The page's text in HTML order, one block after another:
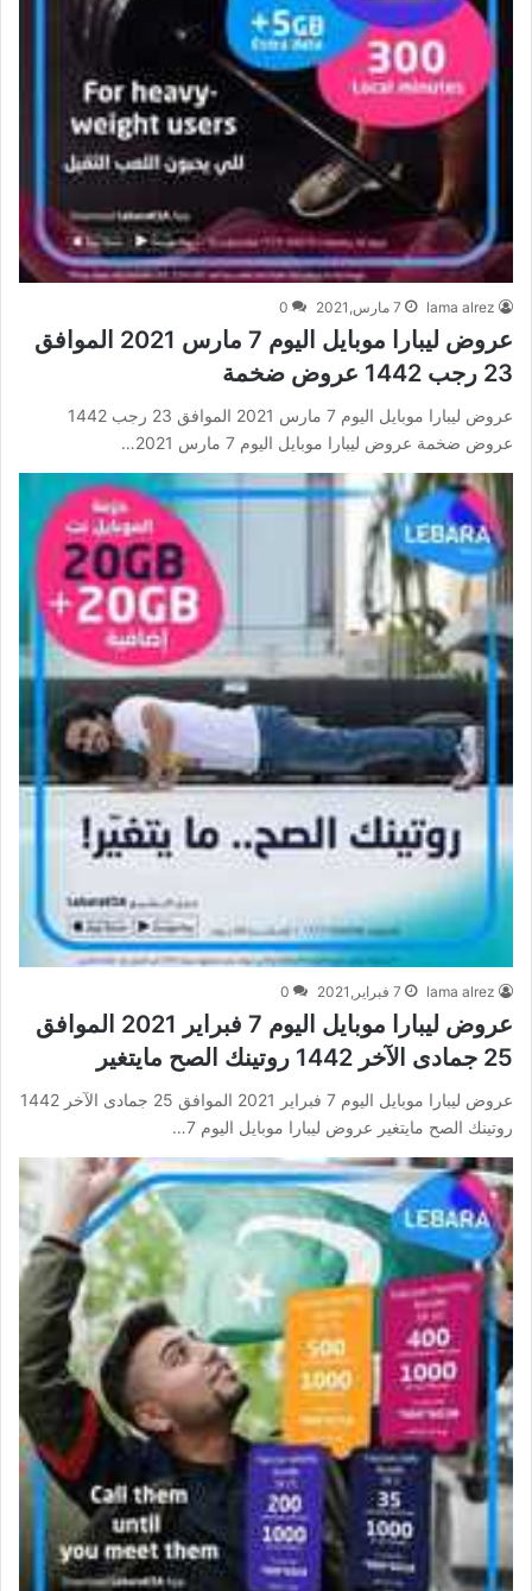
lama alrez 7 مارس,2021 0
عروض ليبارا موبايل اليوم 7 مارس 2021 الموافق
23 رجب 1442 عروض ضخمة
عروض ليبارا موبايل اليوم 7 مارس 2021 الموافق 23 رجب 1442
عروض ضخمة عروض ليبارا موبايل اليوم 7 مارس 2021…
lama alrez 7 فبراير,2021 0
عروض ليبارا موبايل اليوم 7 فبراير 2021 الموافق
25 جمادى الآخر 1442 روتينك الصح مايتغير
عروض ليبارا موبايل اليوم 7 فبراير 2021 الموافق 25 جمادى الآخر 1442
روتينك الصح مايتغير عروض ليبارا موبايل اليوم 7…